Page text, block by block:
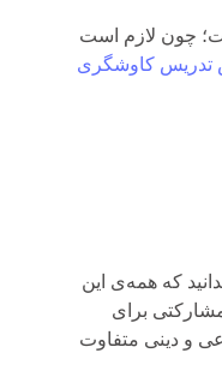
چون لازم است
کاوشگری
که همه‌ی این
برای
و دینی متفاوت